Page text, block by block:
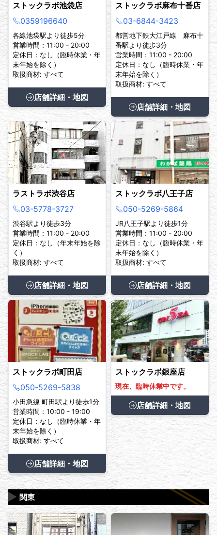
ストックラボ池袋店
0359196640
各線池袋駅より徒歩5分
営業時間：11:00 - 20:00
定休日：なし（臨時休業・年
末年始を除く）
取扱商材: すべて
店舗詳細・地図
ストックラボ麻布十番店
03-6844-3423
都営地下鉄大江戸線 麻布十
番駅より徒歩3分
営業時間：11:00 - 20:00
定休日：なし（臨時休業・年
末年始を除く）
取扱商材: すべて
店舗詳細・地図
ラストラボ渋谷店
03-5778-3727
渋谷駅より徒歩3分
営業時間：11:00 - 20:00
定休日：なし（年末年始を除
く）
取扱商材: すべて
店舗詳細・地図
ストックラボ八王子店
050-5269-5864
JR八王子駅より徒歩1分
営業時間：11:00 - 20:00
定休日：なし（臨時休業・年
末年始を除く）
取扱商材: すべて
店舗詳細・地図
ストックラボ町田店
050-5269-5838
小田急線 町田駅より徒歩1分
営業時間：10:00 - 19:00
定休日：なし（臨時休業・年
末年始を除く）
取扱商材: すべて
店舗詳細・地図
ストックラボ銀座店
現在、臨時休業中です。
店舗詳細・地図
関東
▶